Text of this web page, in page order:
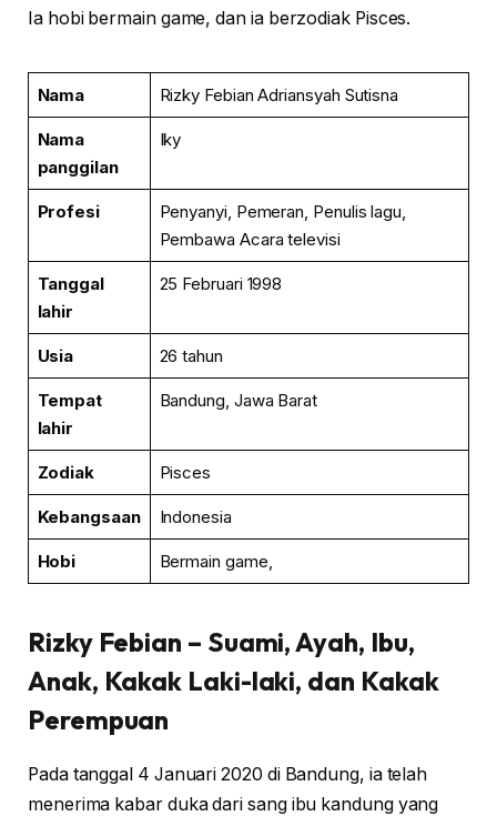
Ia hobi bermain game, dan ia berzodiak Pisces.
Nama Rizky Febian Adriansyah Sutisna
Nama
panggilan
Iky
Profesi
Penyanyi, Pemeran, Penulis lagu,
Pembawa Acara televisi
Tanggal
lahir
25 Februari 1998
Usia 26 tahun
Tempat
lahir
Bandung, Jawa Barat
Zodiak Pisces
Kebangsaan Indonesia
Hobi Bermain game,
Rizky Febian – Suami, Ayah, Ibu,
Anak, Kakak Laki-laki, dan Kakak
Perempuan
Pada tanggal 4 Januari 2020 di Bandung, ia telah
menerima kabar duka dari sang ibu kandung yang